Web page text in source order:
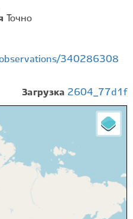
Точно
340286308
Загрузка 2604_77d1f